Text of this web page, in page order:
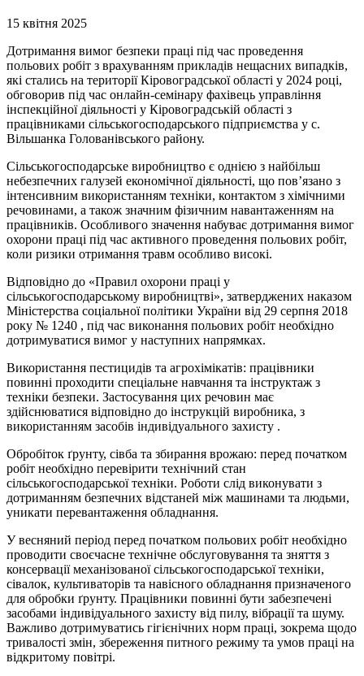
15 квітня 2025
Дотримання вимог безпеки праці під час проведення
польових робіт з врахуванням прикладів нещасних випадків,
які стались на території Кіровоградської області у 2024 році,
обговорив під час онлайн-семінару фахівець управління
інспекційної діяльності у Кіровоградській області з
працівниками сільськогосподарського підприємства у с.
Вільшанка Голованівського району.
Сільськогосподарське виробництво є однією з найбільш
небезпечних галузей економічної діяльності, що пов’язано з
інтенсивним використанням техніки, контактом з хімічними
речовинами, а також значним фізичним навантаженням на
працівників. Особливого значення набуває дотримання вимог
охорони праці під час активного проведення польових робіт,
коли ризики отримання травм особливо високі.
Відповідно до «Правил охорони праці у
сільськогосподарському виробництві», затверджених наказом
Міністерства соціальної політики України від 29 серпня 2018
року № 1240 , під час виконання польових робіт необхідно
дотримуватися вимог у наступних напрямках.
Використання пестицидів та агрохімікатів: працівники
повинні проходити спеціальне навчання та інструктаж з
техніки безпеки. Застосування цих речовин має
здійснюватися відповідно до інструкцій виробника, з
використанням засобів індивідуального захисту .
Обробіток ґрунту, сівба та збирання врожаю: перед початком
робіт необхідно перевірити технічний стан
сільськогосподарської техніки. Роботи слід виконувати з
дотриманням безпечних відстаней між машинами та людьми,
уникати перевантаження обладнання.
У весняний період перед початком польових робіт необхідно
проводити своєчасне технічне обслуговування та зняття з
консервації механізованої сільськогосподарської техніки,
сівалок, культиваторів та навісного обладнання призначеного
для обробки ґрунту. Працівники повинні бути забезпечені
засобами індивідуального захисту від пилу, вібрації та шуму.
Важливо дотримуватись гігієнічних норм праці, зокрема щодо
тривалості змін, збереження питного режиму та умов праці на
відкритому повітрі.